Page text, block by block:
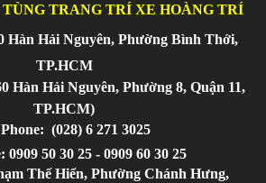
TRANG TRÍ XE HOÀNG TRÍ
Hàn Hải Nguyên, Phường Bình Thới,
TP.HCM
Hàn Hải Nguyên, Phường 8, Quận 11,
TP.HCM)
(028) 6 271 3025
0909 50 30 25 - 0909 60 30 25
Thế Hiển, Phường Chánh Hưng,